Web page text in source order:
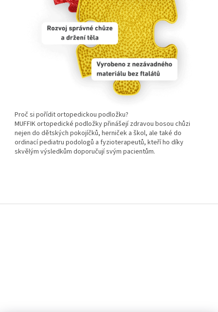
Proč si pořídit ortopedickou podložku?
MUFFIK ortopedické podložky přinášejí zdravou bosou chůzi
nejen do dětských pokojíčků, herniček a škol, ale také do
ordinací pediatru podologů a fyzioterapeutů, kteří ho díky
skvělým výsledkům doporučují svým pacientům.